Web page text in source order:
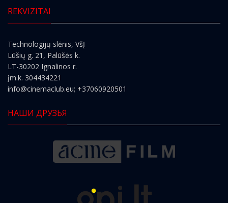
REKVIZITAI
Technologijų slėnis, VšĮ
Lūšių g. 21, Palūšės k.
LT-30202 Ignalinos r.
įm.k. 304434221
info@cinemaclub.eu; +37060920501
НАШИ ДРУЗЬЯ